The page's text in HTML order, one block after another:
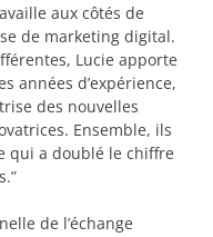
aux côtés de
de marketing digital.
Lucie apporte
années d’expérience,
des nouvelles
Ensemble, ils
qui a doublé le chiffre
de l’échange